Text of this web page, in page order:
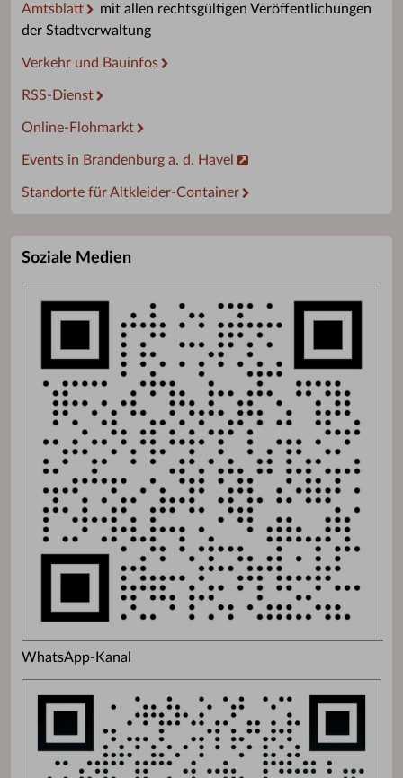
Amtsblatt
mit allen rechtsgültigen Veröffentlichungen
der Stadtverwaltung
Verkehr und Bauinfos
RSS-Dienst
Online-Flohmarkt
Events in Brandenburg a. d. Havel
Standorte für Altkleider-Container
Soziale Medien
WhatsApp-Kanal